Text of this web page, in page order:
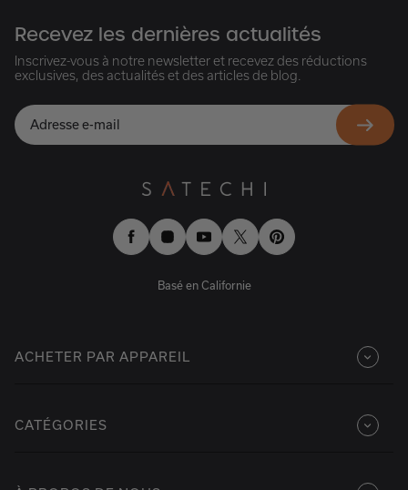
Recevez les dernières actualités
Inscrivez-vous à notre newsletter et recevez des réductions
exclusives, des actualités et des articles de blog.
Basé en Californie
ACHETER PAR APPAREIL
CATÉGORIES